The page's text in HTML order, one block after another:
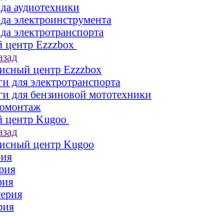
аудиотехники
электроинструмента
электротранспорта
Ezzzbox
центр Ezzzbox
для электротранспорта
для бензиновой мототехники
центр Kugoo
центр Kugoo